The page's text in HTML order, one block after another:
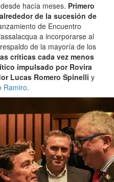
hacía meses. Primero
de la sucesión de
de Encuentro
a incorporarse al
de la mayoría de los
críticas cada vez menos
impulsado por Rovira
Lucas Romero Spinelli y
Ramiro.